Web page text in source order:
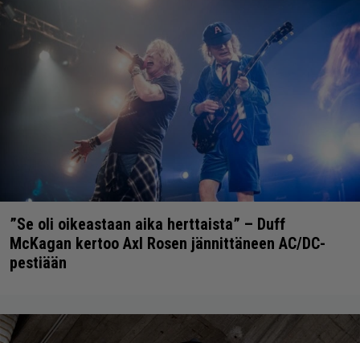
”Se oli oikeastaan aika herttaista” – Duff
McKagan kertoo Axl Rosen jännittäneen AC/DC-
pestiään